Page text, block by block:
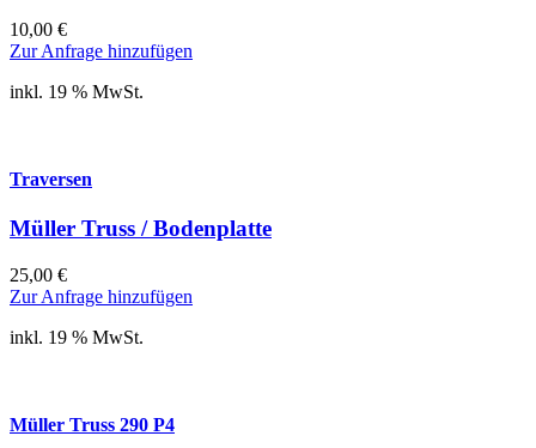
10,00 €
Zur Anfrage hinzufügen
inkl. 19 % MwSt.
Traversen
Müller Truss / Bodenplatte
25,00 €
Zur Anfrage hinzufügen
inkl. 19 % MwSt.
Müller Truss 290 P4